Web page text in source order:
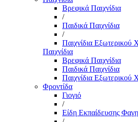
Βρεφικά Παιχνίδια
/
Παιδικά Παιχνίδια
/
Παιχνίδια Εξωτερικού
Παιχνίδια
Βρεφικά Παιχνίδια
Παιδικά Παιχνίδια
Παιχνίδια Εξωτερικού
Φροντίδα
Γιογιό
/
Είδη Εκπαίδευσης